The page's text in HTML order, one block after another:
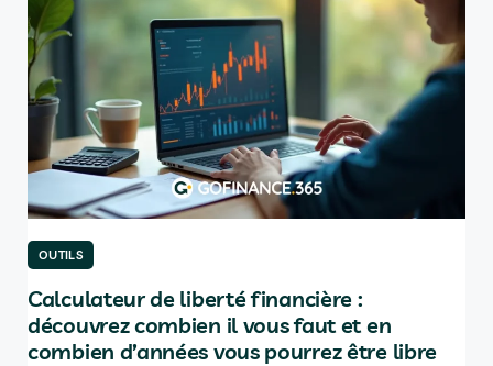
OUTILS
Calculateur de liberté financière :
découvrez combien il vous faut et en
combien d’années vous pourrez être libre